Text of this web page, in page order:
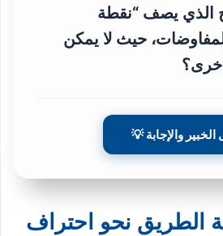
الذي يصف “نقطة
حيث لا يمكن
والإجابة 💡
الطريق نحو احتراف